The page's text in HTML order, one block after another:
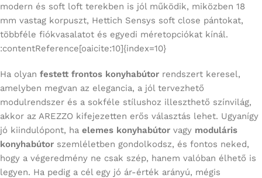
modern és soft loft terekben is jól működik, miközben 18
mm vastag korpuszt, Hettich Sensys soft close pántokat,
többféle fiókvasalatot és egyedi méretopciókat kínál.
:contentReference[oaicite:10]{index=10}
Ha olyan festett frontos konyhabútor rendszert keresel,
amelyben megvan az elegancia, a jól tervezhető
modulrendszer és a sokféle stílushoz illeszthető színvilág,
akkor az AREZZO kifejezetten erős választás lehet. Ugyanígy
jó kiindulópont, ha elemes konyhabútor vagy moduláris
konyhabútor szemléletben gondolkodsz, és fontos neked,
hogy a végeredmény ne csak szép, hanem valóban élhető is
legyen. Ha pedig a cél egy jó ár-érték arányú, mégis